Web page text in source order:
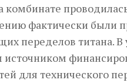
комбинате
фактически были
переделов титана.
источником
для технического